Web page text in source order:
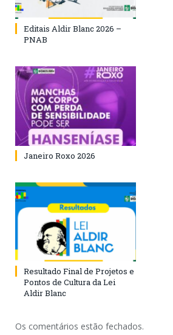
Editais Aldir Blanc 2026 –
PNAB
Janeiro Roxo 2026
Resultado Final de Projetos e
Pontos de Cultura da Lei
Aldir Blanc
Os comentários estão fechados.